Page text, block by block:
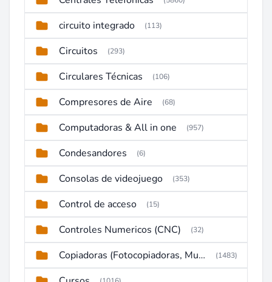
circuito integrado (113)
Circuitos (293)
Circulares Técnicas (106)
Compresores de Aire (68)
Computadoras & All in one (957)
Condesandores (6)
Consolas de videojuego (353)
Control de acceso (15)
Controles Numericos (CNC) (32)
Copiadoras (Fotocopiadoras, Multifunctions, Ploter, etc) (1483)